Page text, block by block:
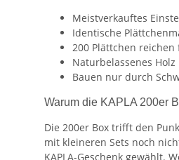
Meistverkauftes
Identische
200 Plättchen
Naturbelassenes
Bauen nur durch
Warum die KAPLA 200er
Die 200er Box trifft den
mit kleineren Sets noch
KAPLA-Geschenk gewählt.